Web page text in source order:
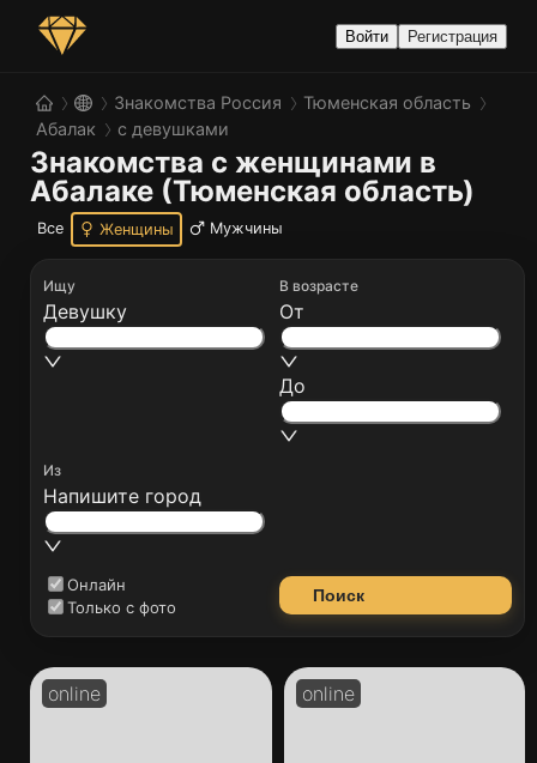
Войти Регистрация
Знакомства Россия
Тюменская область
Абалак
с девушками
Знакомства с женщинами в
Абалаке (Тюменская область)
Все Женщины Мужчины
Ищу
Девушку
Из
Напишите город
В возрасте
От
До
Онлайн
Только с фото
Поиск